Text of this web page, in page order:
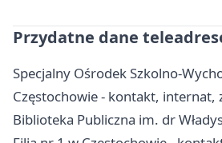
Przydatne dane
Specjalny Ośrodek Szkolno-
Częstochowie - kontakt, internat,
Biblioteka Publiczna im. dr